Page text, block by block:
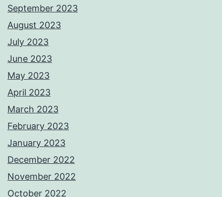
September 2023
August 2023
July 2023
June 2023
May 2023
April 2023
March 2023
February 2023
January 2023
December 2022
November 2022
October 2022